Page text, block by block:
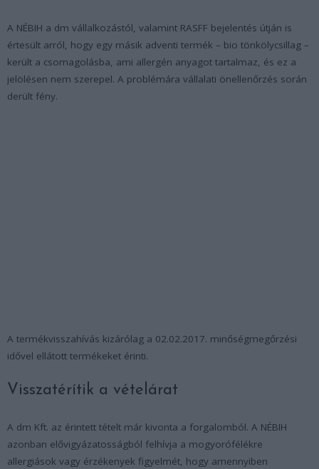
A NÉBIH a dm vállalkozástól, valamint RASFF bejelentés útján is
értesült arról, hogy egy másik adventi termék – bio tönkölycsillag –
került a csomagolásba, ami allergén anyagot tartalmaz, és ez a
jelölésen nem szerepel. A problémára vállalati önellenőrzés során
derült fény.
A termékvisszahívás kizárólag a 02.02.2017. minőségmegőrzési
idővel ellátott termékeket érinti.
Visszatérítik a vételárat
A dm Kft. az érintett tételt már kivonta a forgalomból. A NÉBIH
azonban elővigyázatosságból felhívja a mogyorófélékre
allergiások vagy érzékenyek figyelmét, hogy amennyiben